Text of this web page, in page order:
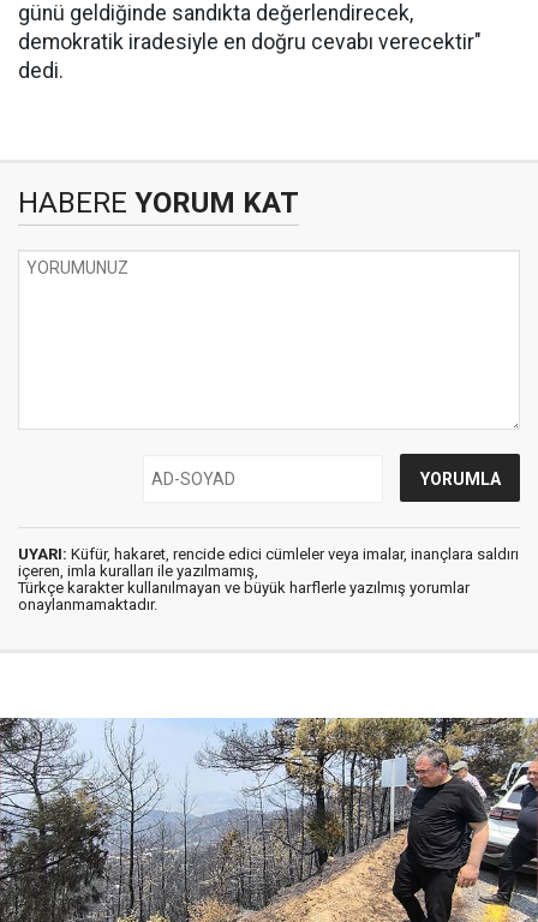
günü geldiğinde sandıkta değerlendirecek,
demokratik iradesiyle en doğru cevabı verecektir"
dedi.
HABERE YORUM KAT
UYARI: Küfür, hakaret, rencide edici cümleler veya imalar, inançlara saldırı
içeren, imla kuralları ile yazılmamış,
Türkçe karakter kullanılmayan ve büyük harflerle yazılmış yorumlar
onaylanmamaktadır.